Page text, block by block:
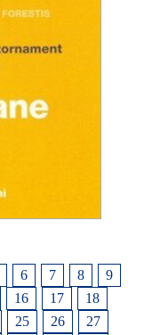
6 7 8
9
16 17
18
25 26
27